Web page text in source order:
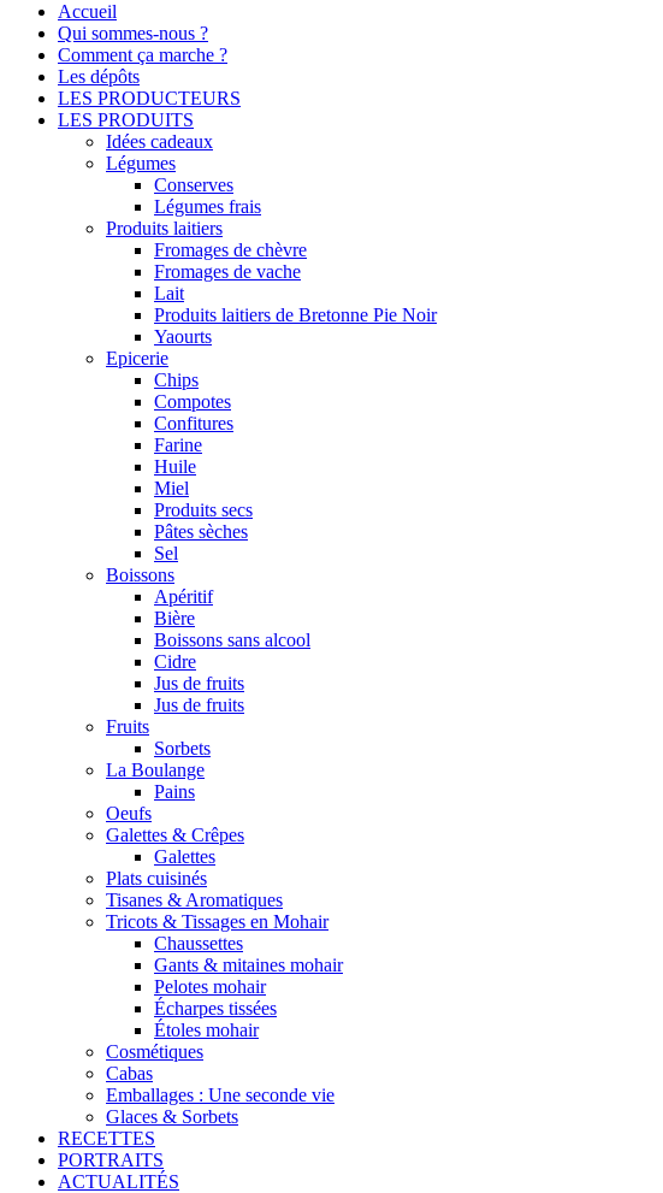
Accueil
Qui sommes-nous ?
Comment ça marche ?
Les dépôts
LES PRODUCTEURS
LES PRODUITS
Idées cadeaux
Légumes
Conserves
Légumes frais
Produits laitiers
Fromages de chèvre
Fromages de vache
Lait
Produits laitiers de Bretonne Pie Noir
Yaourts
Epicerie
Chips
Compotes
Confitures
Farine
Huile
Miel
Produits secs
Pâtes sèches
Sel
Boissons
Apéritif
Bière
Boissons sans alcool
Cidre
Jus de fruits
Jus de fruits
Fruits
Sorbets
La Boulange
Pains
Oeufs
Galettes & Crêpes
Galettes
Plats cuisinés
Tisanes & Aromatiques
Tricots & Tissages en Mohair
Chaussettes
Gants & mitaines mohair
Pelotes mohair
Écharpes tissées
Étoles mohair
Cosmétiques
Cabas
Emballages : Une seconde vie
Glaces & Sorbets
RECETTES
PORTRAITS
ACTUALITÉS